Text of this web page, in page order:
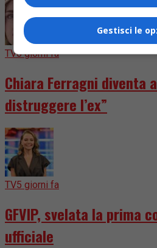
TV6 giorni fa
Chiara Ferragni diventa
distruggere l’ex”
TV5 giorni fa
GFVIP, svelata la prima
ufficiale
Gestisci le